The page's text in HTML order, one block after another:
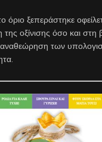
ξεπεράστηκε
της οξίνισης όσο και στη
αναθεώρηση των